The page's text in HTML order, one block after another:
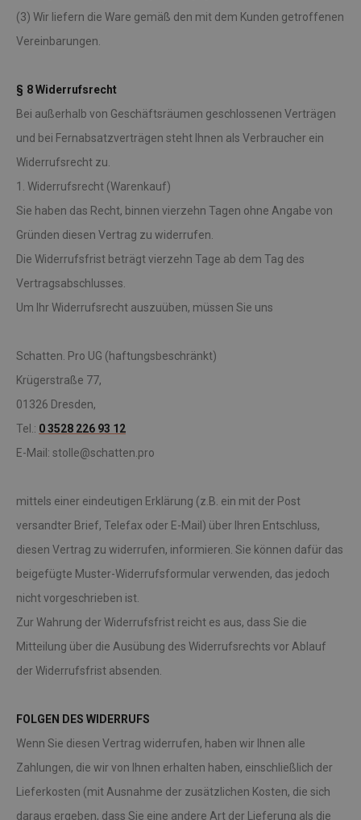
(3) Wir liefern die Ware gemäß den mit dem Kunden getroffenen
Vereinbarungen.
§ 8 Widerrufsrecht
Bei außerhalb von Geschäftsräumen geschlossenen Verträgen
und bei Fernabsatzverträgen steht Ihnen als Verbraucher ein
Widerrufsrecht zu.
1. Widerrufsrecht (Warenkauf)
Sie haben das Recht, binnen vierzehn Tagen ohne Angabe von
Gründen diesen Vertrag zu widerrufen.
Die Widerrufsfrist beträgt vierzehn Tage ab dem Tag des
Vertragsabschlusses.
Um Ihr Widerrufsrecht auszuüben, müssen Sie uns
Schatten. Pro UG (haftungsbeschränkt)
Krügerstraße 77,
01326 Dresden,
Tel.: 0 3528 226 93 12
E-Mail: stolle@schatten.pro
mittels einer eindeutigen Erklärung (z.B. ein mit der Post
versandter Brief, Telefax oder E-Mail) über Ihren Entschluss,
diesen Vertrag zu widerrufen, informieren. Sie können dafür das
beigefügte Muster-Widerrufsformular verwenden, das jedoch
nicht vorgeschrieben ist.
Zur Wahrung der Widerrufsfrist reicht es aus, dass Sie die
Mitteilung über die Ausübung des Widerrufsrechts vor Ablauf
der Widerrufsfrist absenden.
FOLGEN DES WIDERRUFS
Wenn Sie diesen Vertrag widerrufen, haben wir Ihnen alle
Zahlungen, die wir von Ihnen erhalten haben, einschließlich der
Lieferkosten (mit Ausnahme der zusätzlichen Kosten, die sich
daraus ergeben, dass Sie eine andere Art der Lieferung als die